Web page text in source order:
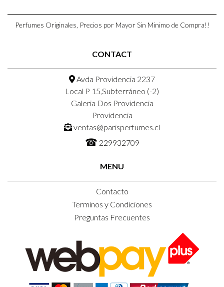
Perfumes Originales, Precios por Mayor Sin Minimo de Compra!!
CONTACT
Avda Providencia 2237
Local P 15,Subterráneo (-2)
Galeria Dos Providencia
Providencia
ventas@parisperfumes.cl
☎ 229932709
MENU
Contacto
Terminos y Condiciones
Preguntas Frecuentes